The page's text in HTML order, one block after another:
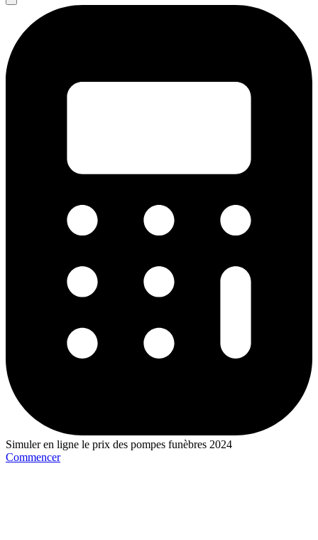
Simuler en ligne le prix des pompes funèbres 2024
Commencer